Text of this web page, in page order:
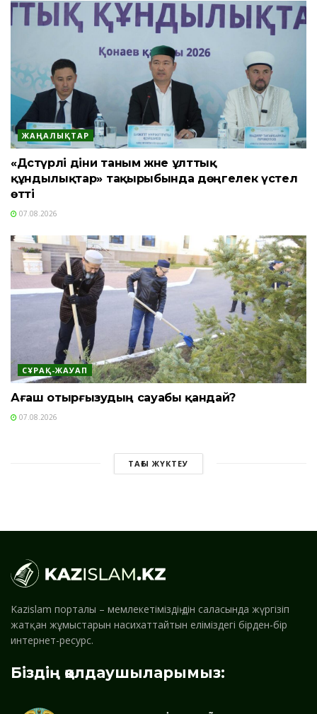
ЖАҢАЛЫҚТАР
«Дәстүрлі діни таным және ұлттық
құндылықтар» тақырыбында дөңгелек үстел
өтті
07.08.2026
СҰРАҚ-ЖАУАП
Ағаш отырғызудың сауабы қандай?
07.08.2026
ТАҒЫ ЖҮКТЕУ
Kazislam порталы – мемлекетіміздің дін саласында жүргізіп
жатқан жұмыстарын насихаттайтын еліміздегі бірден-бір
интернет-ресурс.
Біздің қолдаушыларымыз: